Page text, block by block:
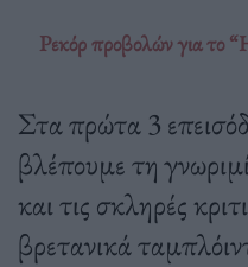
Ρεκόρ προβολών για
Στα πρώτα 3
βλέπουμε τη
και τις σκληρές
βρετανικά